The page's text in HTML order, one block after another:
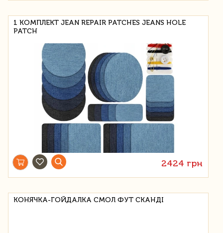
1 КОМПЛЕКТ JEAN REPAIR PATCHES JEANS HOLE
PATCH
2424 грн
КОНЯЧКА-ГОЙДАЛКА СМОЛ ФУТ СКАНДІ